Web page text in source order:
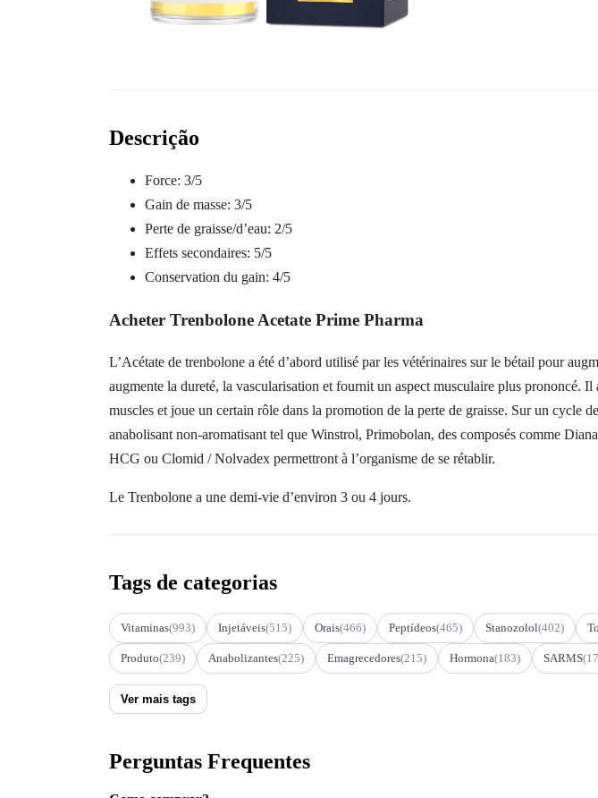
Descrição
Force: 3/5
Gain de masse: 3/5
Perte de graisse/d’eau: 2/5
Effets secondaires: 5/5
Conservation du gain: 4/5
Acheter Trenbolone Acetate Prime Pharma
L’Acétate de trenbolone a été d’abord utilisé par les vétérinaires sur le bétail pour
augmente la dureté, la vascularisation et fournit un aspect musculaire plus prononcé.
muscles et joue un certain rôle dans la promotion de la perte de graisse. Sur un cycle
anabolisant non-aromatisant tel que Winstrol, Primobolan, des composés comme
HCG ou Clomid / Nolvadex permettront à l’organisme de se rétablir.
Le Trenbolone a une demi-vie d’environ 3 ou 4 jours.
Tags de categorias
Vitaminas(993) Injetáveis(515) Orais(466) Peptídeos(465) Stanozolol(402)
Produto(239) Anabolizantes(225) Emagrecedores(215) Hormona(183) SARMS
Ver mais tags
Perguntas Frequentes